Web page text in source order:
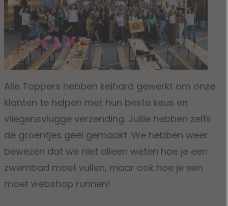
Alle Toppers hebben keihard gewerkt om onze
klanten te helpen met hun beste keus en
vliegensvlugge verzending. Jullie hebben zelfs
de groentjes geel gemaakt. We hebben weer
bewezen dat we niet alleen weten hoe je een
zwembad moet vullen, maar ook hoe je een
moet webshop runnen!